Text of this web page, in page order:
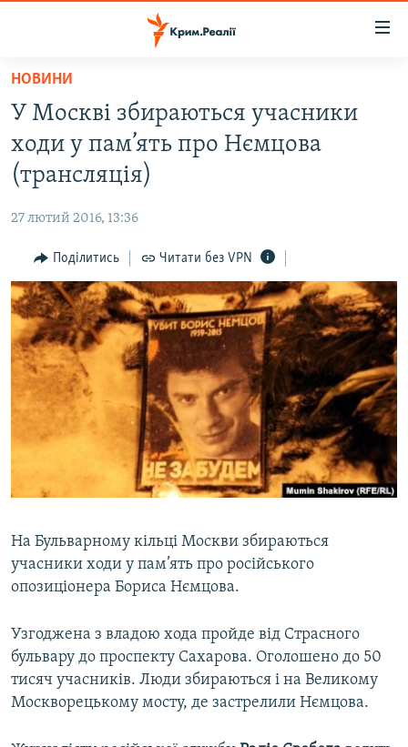
Перейти
основного
матеріалу
Перейти
до
основної
Перейти
до
пошуку
ВІДЕО ТА ФОТО
БЛОГИ
ПОГЛЯД
ІНТЕРВ'Ю
ВСЕ ЗА ДЕНЬ
СПЕЦПРОЕКТИ
ДЕПОРТАЦІЯ
ВІДЕОУРОКИ «ELIFBE»
СВІДЧЕННЯ ОКУПАЦІЇ
УКРАЇНСЬКА ПРОБЛЕМА КРИМУ
ЯК ОБІЙТИ БЛОКУВАННЯ
Русский
Qırımtatar
НОВИНИ
У Москві збираються учасники
ходи у пам’ять про Нємцова
(трансляція)
27 лютий 2016, 13:36
Поділитись Читати без VPN
На Бульварному кільці Москви збираються
учасники ходи у пам’ять про російського
опозиціонера Бориса Нємцова.
Узгоджена з владою хода пройде від Страсного
бульвару до проспекту Сахарова. Оголошено до 50
тисяч учасників. Люди збираються і на Великому
Москворецькому мосту, де застрелили Нємцова.